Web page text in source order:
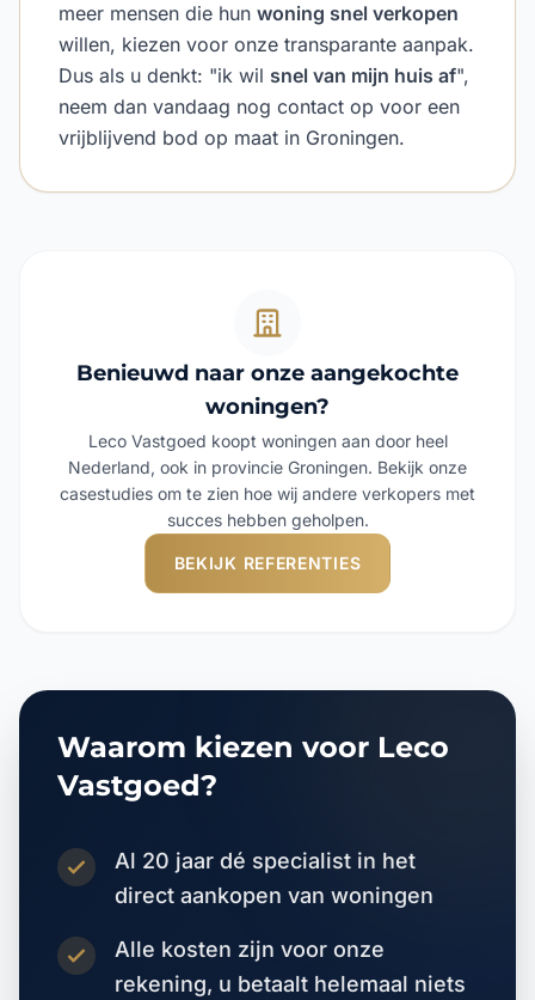
meer mensen die hun woning snel verkopen
willen, kiezen voor onze transparante aanpak.
Dus als u denkt: "ik wil snel van mijn huis af",
neem dan vandaag nog contact op voor een
vrijblijvend bod op maat in Groningen.
Benieuwd naar onze aangekochte
woningen?
Leco Vastgoed koopt woningen aan door heel
Nederland, ook in provincie Groningen. Bekijk onze
casestudies om te zien hoe wij andere verkopers met
succes hebben geholpen.
BEKIJK REFERENTIES
Waarom kiezen voor Leco
Vastgoed?
Al 20 jaar dé specialist in het
direct aankopen van woningen
Alle kosten zijn voor onze
rekening, u betaalt helemaal niets